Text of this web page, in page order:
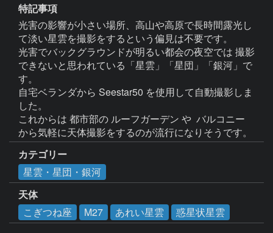
特記事項
光害の影響が小さい場所、高山や高原で長時間露光し
て淡い星雲を撮影をするという偏見は不要です。
光害でバックグラウンドが明るい都会の夜空では 撮影
できないと思われている「星雲」「星団」「銀河」で
す。
自宅ベランダから Seestar50 を使用して自動撮影しま
した。
これからは 都市部の ルーフガーデン や  バルコニー
カテゴリー
星雲・星団・銀河
天体
こぎつね座
M27 あれい星雲 惑星状星雲